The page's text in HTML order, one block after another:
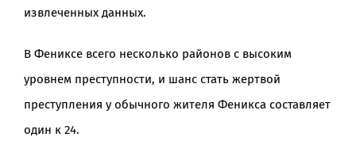
извлеченных данных.
В Фениксе всего несколько районов с высоким
уровнем преступности, и шанс стать жертвой
преступления у обычного жителя Феникса составляет
один к 24.